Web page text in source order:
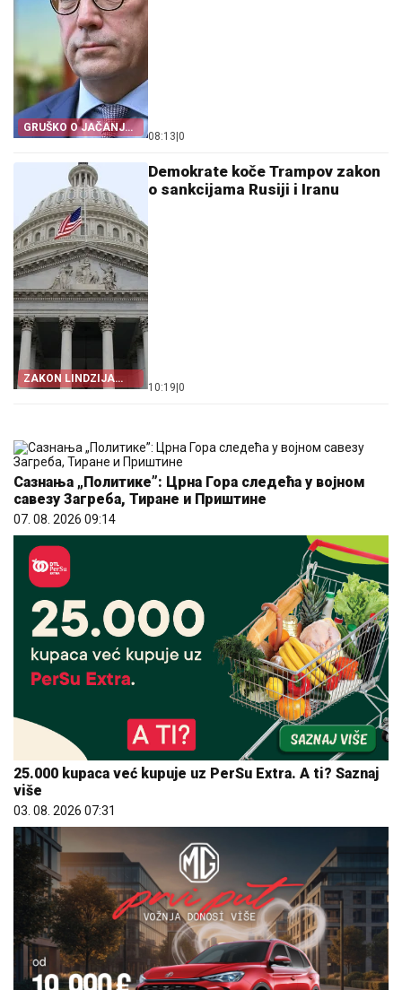
GRUŠKO O JAČANJU
NJEMAČKE
08:13 0
ZAKON LINDZIJA
GREJEMA
Demokrate koče Trampov zakon
o sankcijama Rusiji i Iranu
10:19 0
Сазнања „Политике”: Црна Гора следећа у војном
савезу Загреба, Тиране и Приштине
07. 08. 2026 09:14
25.000 kupaca već kupuje uz PerSu Extra. A ti? Saznaj
više
03. 08. 2026 07:31